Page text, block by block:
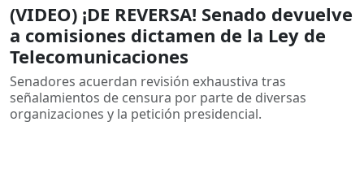
(VIDEO) ¡DE REVERSA! Senado devuelve
a comisiones dictamen de la Ley de
Telecomunicaciones
Senadores acuerdan revisión exhaustiva tras
señalamientos de censura por parte de diversas
organizaciones y la petición presidencial.